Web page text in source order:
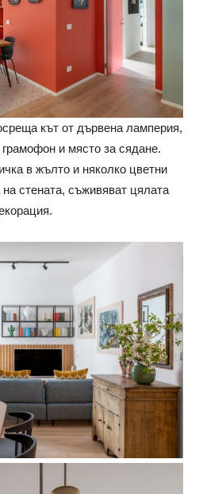
кът от дървена ламперия,
и място за сядане.
в жълто и няколко цветни
стената, съживяват цялата